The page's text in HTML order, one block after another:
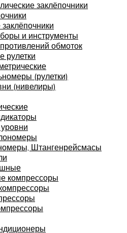
заклёпочники
и инструменты
обмоток
рулетки
(рулетки)
(нивелиры)
Штангенрейсмасы
компрессоры